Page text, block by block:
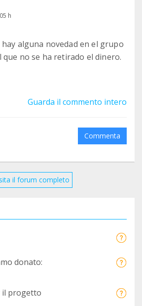
h
alguna novedad en el grupo
no se ha retirado el dinero.
Guarda il commento intero
Commenta
il forum completo
donato:
il progetto